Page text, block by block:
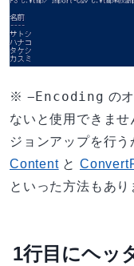
※ −Encoding の
ないと使用できま
ジョンアップを行
Contentと
といった方法もあり
1行目にヘッ